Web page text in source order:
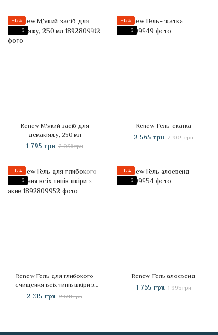
−12%
3
Renew М'який засіб для
демакіяжу, 250 мл
1 795 грн 2 036 грн
−12%
3
Renew Гель-скатка
2 565 грн 2 909 грн
−12%
3
Renew Гель для глибокого
очищення всіх типів шкіри з
акне
2 315 грн 2 618 грн
−12%
3
Renew Гель алоевенд
1 765 грн 1 995 грн